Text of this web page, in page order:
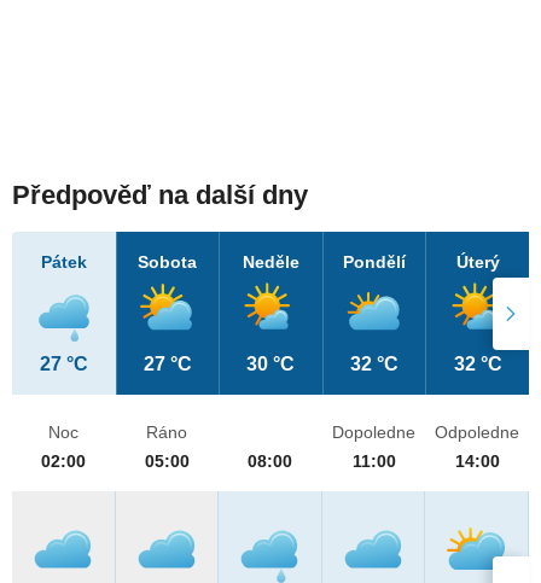
Předpověď na další dny
Pátek
27 °C
Sobota
27 °C
Neděle
30 °C
Pondělí
32 °C
Úterý
32 °C
Noc
02:00
Ráno
05:00
08:00
Dopoledne
11:00
Odpoledne
14:00